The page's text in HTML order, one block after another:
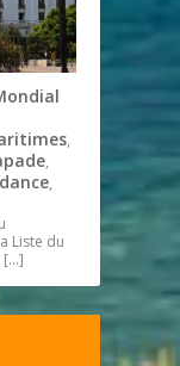
,
,
,
Liste du
[…]